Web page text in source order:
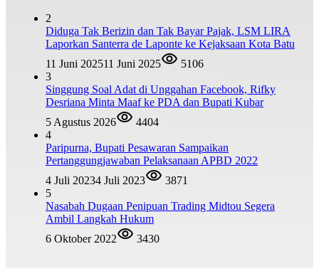
2
Diduga Tak Berizin dan Tak Bayar Pajak, LSM LIRA
Laporkan Santerra de Laponte ke Kejaksaan Kota Batu
11 Juni 202511 Juni 2025
5106
3
Singgung Soal Adat di Unggahan Facebook, Rifky
Desriana Minta Maaf ke PDA dan Bupati Kubar
5 Agustus 2026
4404
4
Paripurna, Bupati Pesawaran Sampaikan
Pertanggungjawaban Pelaksanaan APBD 2022
4 Juli 20234 Juli 2023
3871
5
Nasabah Dugaan Penipuan Trading Midtou Segera
Ambil Langkah Hukum
6 Oktober 2022
3430